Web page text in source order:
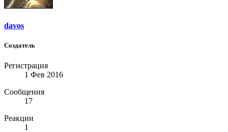
davos
Создатель
Регистрация
1 Фев 2016
Сообщения
17
Реакции
1